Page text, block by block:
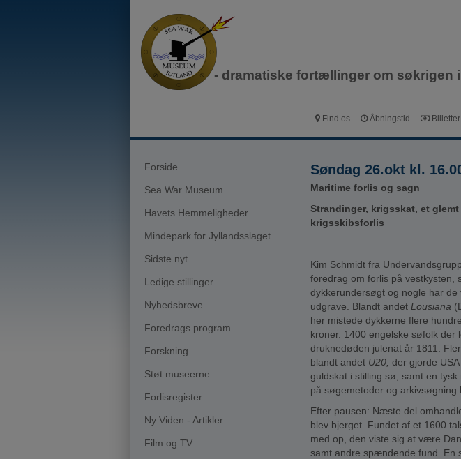
- dramatiske fortællinger om søkrigen
Find os Åbningstid Billetter
Forside
Sea War Museum
Havets Hemmeligheder
Mindepark for Jyllandsslaget
Sidste nyt
Ledige stillinger
Nyhedsbreve
Foredrags program
Forskning
Støt museerne
Forlisregister
Ny Viden - Artikler
Film og TV
Søndag 26.okt kl.
Maritime forlis og sagn
Strandinger, krigsskat, et glemt
krigsskibsforlis
Kim Schmidt fra
foredrag om forlis på vestkysten,
dykkerundersøgt og nogle har
udgrave. Blandt andet Lousiana
her mistede dykkerne flere
kroner. 1400 engelske søfolk der
druknedøden julenat år 1811.
blandt andetU20, der gjorde
guldskat i stilling sø, samt en
på søgemetoder og arkivsøgning
Efter pausen: Næste del
blev bjerget. Fundet af et 1600
med op, den viste sig at være
samt andre spændende fund. En